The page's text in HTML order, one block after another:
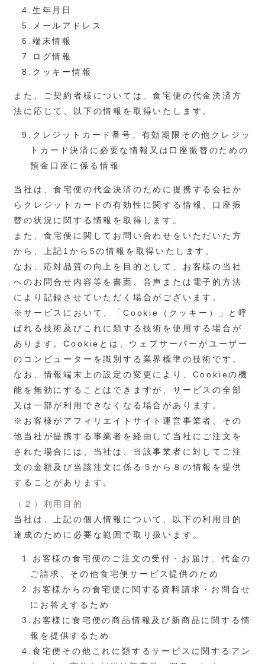
4.生年月日
5.メールアドレス
6.端末情報
7.ログ情報
8.クッキー情報
また、ご契約者様については、食宅便の代金決済方
法に応じて、以下の情報を取得いたします。
9.クレジットカード番号、有効期限その他クレジッ
トカード決済に必要な情報又は口座振替のための
預金口座に係る情報
当社は、食宅便の代金決済のために提携する会社か
らクレジットカードの有効性に関する情報、口座振
替の状況に関する情報を取得します。
また、食宅便に関してお問い合わせをいただいた方
から、上記1から5の情報を取得いたします。
なお、応対品質の向上を目的として、お客様の当社
へのお問合せ内容等を書面、音声または電子的方法
により記録させていただく場合がございます。
※サービスにおいて、「Cookie（クッキー）」と呼
ばれる技術及びこれに類する技術を使用する場合が
あります。Cookieとは、ウェブサーバーがユーザー
のコンピューターを識別する業界標準の技術です。
なお、情報端末上の設定の変更により、Cookieの機
能を無効にすることはできますが、サービスの全部
又は一部が利用できなくなる場合があります。
※お客様がアフィリエイトサイト運営事業者、その
他当社が提携する事業者を経由して当社にご注文を
された場合には、当社は、当該事業者に対してご注
文の金額及び当該注文に係る５から８の情報を提供
することがあります。
（２）利用目的
当社は、上記の個人情報について、以下の利用目的
達成のために必要な範囲で取り扱います。
1.お客様の食宅便のご注文の受付・お届け、代金の
ご請求、その他食宅便サービス提供のため
2.お客様からの食宅便に関する資料請求・お問合せ
にお答えするため
3.お客様に食宅便の商品情報及び新商品に関する情
報を提供するため
4.食宅便その他これに類するサービスに関するアン